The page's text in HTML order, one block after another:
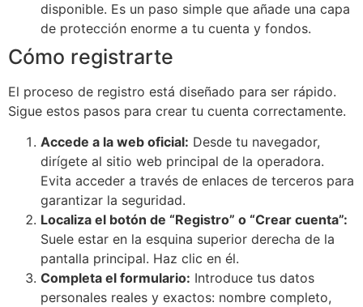
disponible. Es un paso simple que añade una capa
de protección enorme a tu cuenta y fondos.
Cómo registrarte
El proceso de registro está diseñado para ser rápido.
Sigue estos pasos para crear tu cuenta correctamente.
Accede a la web oficial: Desde tu navegador,
dirígete al sitio web principal de la operadora.
Evita acceder a través de enlaces de terceros para
garantizar la seguridad.
Localiza el botón de “Registro” o “Crear cuenta”:
Suele estar en la esquina superior derecha de la
pantalla principal. Haz clic en él.
Completa el formulario: Introduce tus datos
personales reales y exactos: nombre completo,